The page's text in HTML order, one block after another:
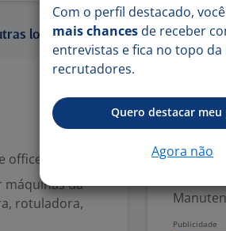
localidades:
office
máquinas da
rotuladora,
-.
-. VT OU
-.
-.
Número
Tipo de
Com o perfil destacado,
mais chances de receber
entrevistas e fica no topo da
recrutadores.
Quero destacar meu
Agora não